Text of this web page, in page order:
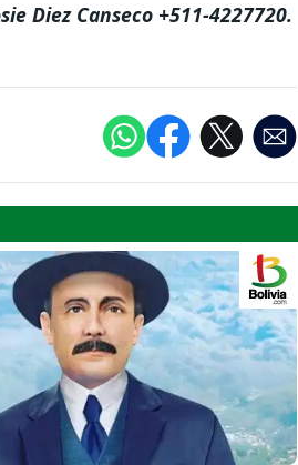
Diez Canseco +511-4227720.